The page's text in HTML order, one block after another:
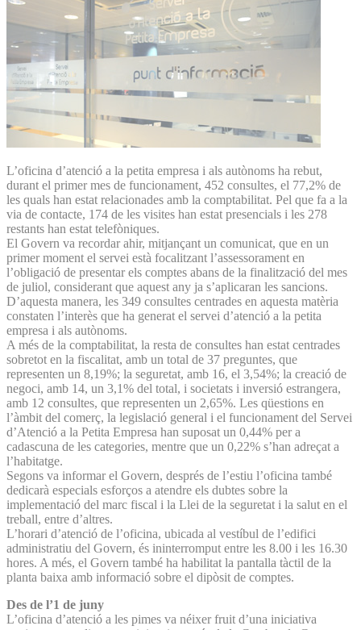
L’oficina d’atenció a la petita empresa i als autònoms ha rebut,
durant el primer mes de funcionament, 452 consultes, el 77,2% de
les quals han estat relacionades amb la comptabilitat. Pel que fa a la
via de contacte, 174 de les visites han estat presencials i les 278
restants han estat telefòniques.
El Govern va recordar ahir, mitjançant un comunicat, que en un
primer moment el servei està focalitzant l’assessorament en
l’obligació de presentar els comptes abans de la finalització del mes
de juliol, considerant que aquest any ja s’aplicaran les sancions.
D’aquesta manera, les 349 consultes centrades en aquesta matèria
constaten l’interès que ha generat el servei d’atenció a la petita
empresa i als autònoms.
A més de la comptabilitat, la resta de consultes han estat centrades
sobretot en la fiscalitat, amb un total de 37 preguntes, que
representen un 8,19%; la seguretat, amb 16, el 3,54%; la creació de
negoci, amb 14, un 3,1% del total, i societats i inversió estrangera,
amb 12 consultes, que representen un 2,65%. Les qüestions en
l’àmbit del comerç, la legislació general i el funcionament del Servei
d’Atenció a la Petita Empresa han suposat un 0,44% per a
cadascuna de les categories, mentre que un 0,22% s’han adreçat a
l’habitatge.
Segons va informar el Govern, després de l’estiu l’oficina també
dedicarà especials esforços a atendre els dubtes sobre la
implementació del marc fiscal i la Llei de la seguretat i la salut en el
treball, entre d’altres.
L’horari d’atenció de l’oficina, ubicada al vestíbul de l’edifici
administratiu del Govern, és ininterromput entre les 8.00 i les 16.30
hores. A més, el Govern també ha habilitat la pantalla tàctil de la
planta baixa amb informació sobre el dipòsit de comptes.
Des de l’1 de juny
L’oficina d’atenció a les pimes va néixer fruit d’una iniciativa